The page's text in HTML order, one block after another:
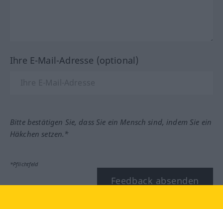
Ihre E-Mail-Adresse (optional)
Bitte bestätigen Sie, dass Sie ein Mensch sind, indem Sie ein
Häkchen setzen.*
*Pflichtfeld
Feedback absenden